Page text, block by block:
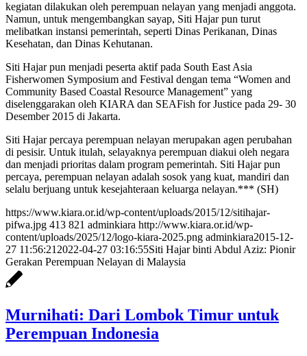
kegiatan dilakukan oleh perempuan nelayan yang menjadi anggota.
Namun, untuk mengembangkan sayap, Siti Hajar pun turut
melibatkan instansi pemerintah, seperti Dinas Perikanan, Dinas
Kesehatan, dan Dinas Kehutanan.
Siti Hajar pun menjadi peserta aktif pada South East Asia
Fisherwomen Symposium and Festival dengan tema “Women and
Community Based Coastal Resource Management” yang
diselenggarakan oleh KIARA dan SEAFish for Justice pada 29- 30
Desember 2015 di Jakarta.
Siti Hajar percaya perempuan nelayan merupakan agen perubahan
di pesisir. Untuk itulah, selayaknya perempuan diakui oleh negara
dan menjadi prioritas dalam program pemerintah. Siti Hajar pun
percaya, perempuan nelayan adalah sosok yang kuat, mandiri dan
selalu berjuang untuk kesejahteraan keluarga nelayan.*** (SH)
https://www.kiara.or.id/wp-content/uploads/2015/12/sitihajar-
pifwa.jpg 413 821 adminkiara http://www.kiara.or.id/wp-
content/uploads/2025/12/logo-kiara-2025.png adminkiara2015-12-
27 11:56:21 2022-04-27 03:16:55Siti Hajar binti Abdul Aziz: Pionir
Gerakan Perempuan Nelayan di Malaysia
Murnihati: Dari Lombok Timur untuk
Perempuan Indonesia